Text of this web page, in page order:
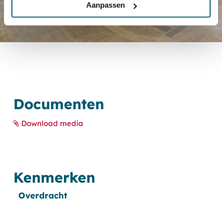
Aanpassen
Documenten
Download media
Kenmerken
Overdracht